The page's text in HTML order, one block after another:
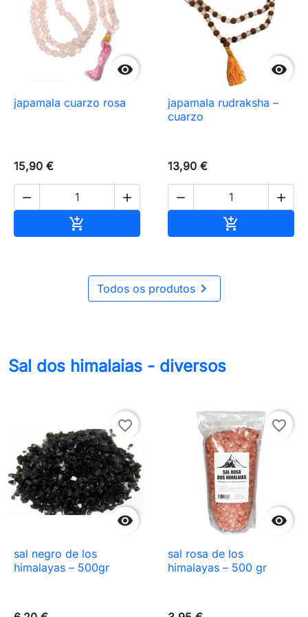

japamala cuarzo rosa
15,90 €
 


japamala rudraksha –
cuarzo
13,90 €
 

Todos os produtos
Sal dos himalaias - diversos

favorite_border
sal negro de los
himalayas – 500gr

favorite_border
sal rosa de los
himalayas – 500 gr